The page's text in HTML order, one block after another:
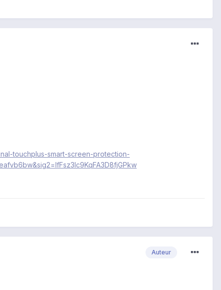
touchplus-smart-screen-protection-
Auteur